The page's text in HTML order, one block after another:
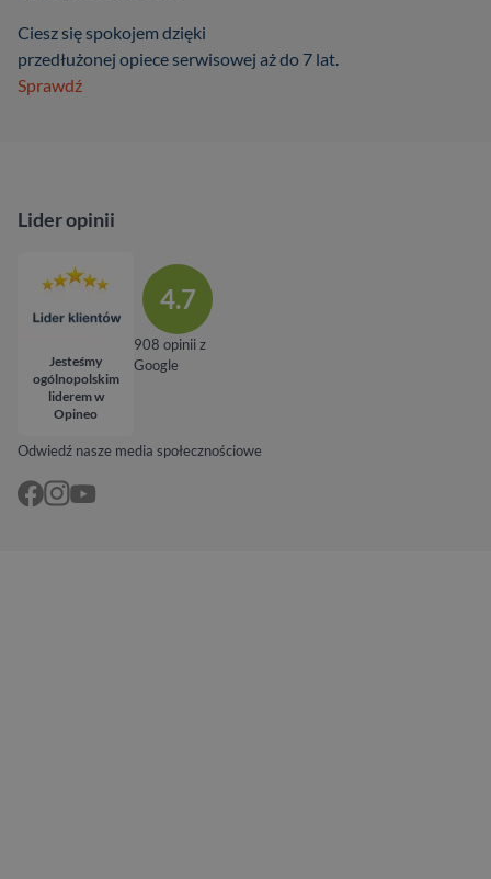
Ciesz się spokojem dzięki
przedłużonej opiece serwisowej aż do 7 lat.
Sprawdź
Odwiedź nasze media społecznościowe
Lider opinii
Jesteśmy
ogólnopolskim
liderem w
Opineo
4.7
908 opinii z
Google